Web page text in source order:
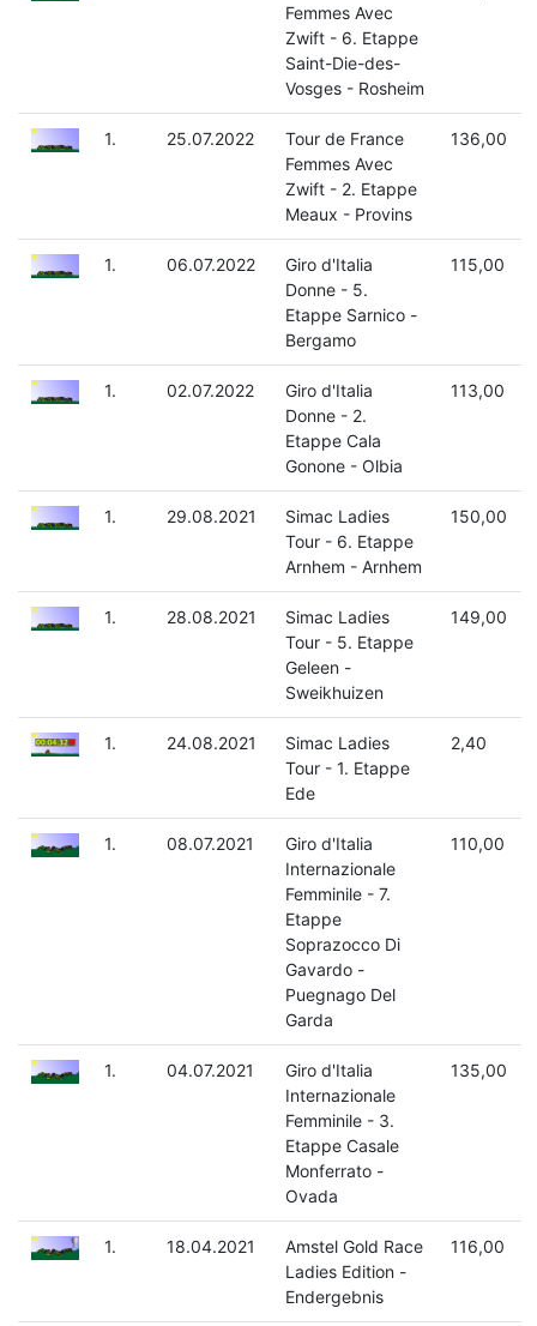
Femmes Avec
Zwift - 6. Etappe
Saint-Die-des-
Vosges - Rosheim
1. 25.07.2022
Tour de France
Femmes Avec
Zwift - 2. Etappe
Meaux - Provins
136,00
1. 06.07.2022
Giro d'Italia
Donne - 5.
Etappe Sarnico -
Bergamo
115,00
1. 02.07.2022
Giro d'Italia
Donne - 2.
Etappe Cala
Gonone - Olbia
113,00
1. 29.08.2021
Simac Ladies
Tour - 6. Etappe
Arnhem - Arnhem
150,00
1. 28.08.2021
Simac Ladies
Tour - 5. Etappe
Geleen -
Sweikhuizen
149,00
1. 24.08.2021
Simac Ladies
Tour - 1. Etappe
Ede
2,40
1. 08.07.2021
Giro d'Italia
Internazionale
Femminile - 7.
Etappe
Soprazocco Di
Gavardo -
Puegnago Del
Garda
110,00
1. 04.07.2021
Giro d'Italia
Internazionale
Femminile - 3.
Etappe Casale
Monferrato -
Ovada
135,00
1. 18.04.2021
Amstel Gold Race
Ladies Edition -
Endergebnis
116,00